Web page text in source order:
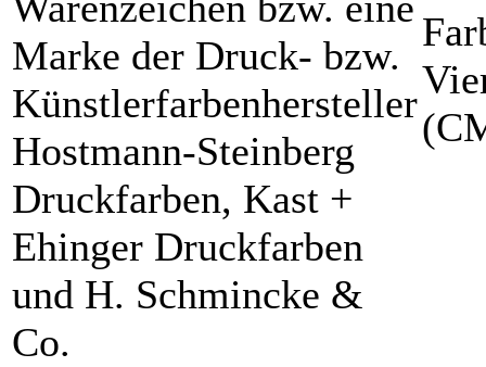
Marke der Druck- bzw.
Künstlerfarbenhersteller
Hostmann-Steinberg
Druckfarben, Kast +
Ehinger Druckfarben
und H. Schmincke &
Co.